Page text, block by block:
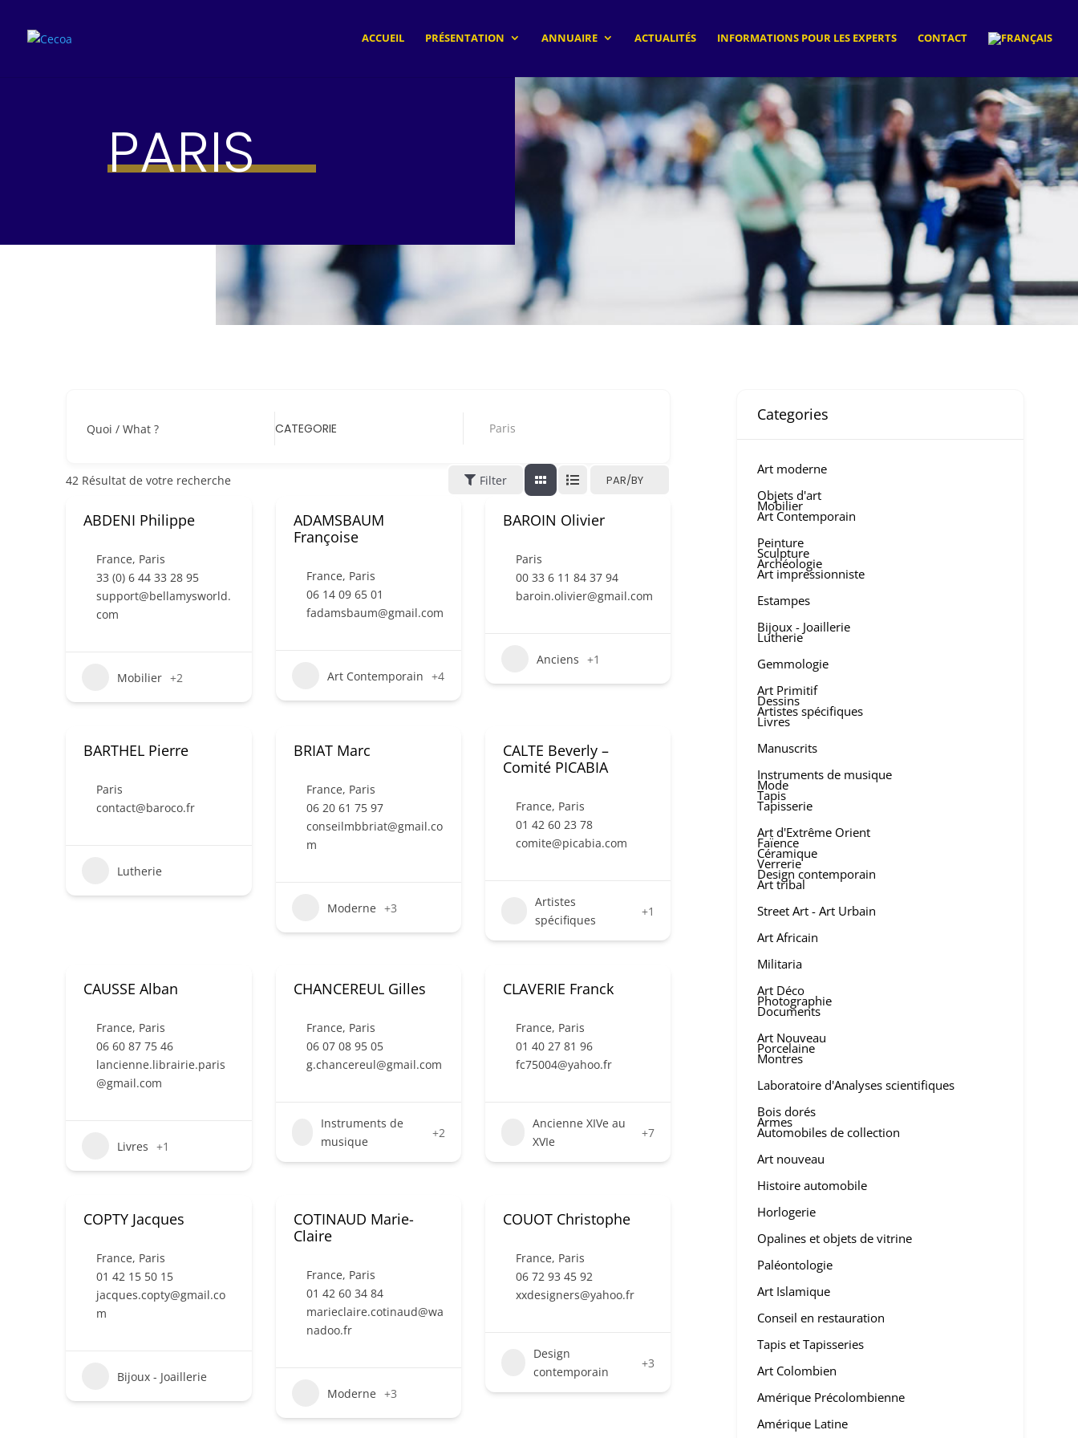
ACCUEIL PRÉSENTATION ANNUAIRE ACTUALITÉS INFORMATIONS POUR LES EXPERTS CONTACT
PARIS
Quoi / What ? CATEGORIE Paris
42 Résultat de votre recherche Filter PAR/BY
ABDENI Philippe
France, Paris
33 (0) 6 44 33 28 95
support@bellamysworld.
com
Mobilier +2
ADAMSBAUM
Françoise
France, Paris
06 14 09 65 01
fadamsbaum@gmail.com
Art Contemporain +4
BAROIN Olivier
Paris
00 33 6 11 84 37 94
baroin.olivier@gmail.com
Anciens +1
BARTHEL Pierre
Paris
contact@baroco.fr
Lutherie
BRIAT Marc
France, Paris
06 20 61 75 97
conseilmbbriat@gmail.co
m
Moderne +3
CALTE Beverly –
Comité PICABIA
France, Paris
01 42 60 23 78
comite@picabia.com
Artistes
spécifiques
+1
CAUSSE Alban
France, Paris
06 60 87 75 46
lancienne.librairie.paris
@gmail.com
Livres +1
CHANCEREUL Gilles
France, Paris
06 07 08 95 05
g.chancereul@gmail.com
Instruments de
musique
+2
CLAVERIE Franck
France, Paris
01 40 27 81 96
fc75004@yahoo.fr
Ancienne XIVe au
XVIe
+7
COPTY Jacques
France, Paris
01 42 15 50 15
jacques.copty@gmail.co
m
Bijoux - Joaillerie
COTINAUD Marie-
Claire
France, Paris
01 42 60 34 84
marieclaire.cotinaud@wa
nadoo.fr
Moderne +3
COUOT Christophe
France, Paris
06 72 93 45 92
xxdesigners@yahoo.fr
Design
contemporain
+3
Categories
Art moderne
Objets d'art
Mobilier
Art Contemporain
Peinture
Sculpture
Archéologie
Art impressionniste
Estampes
Bijoux - Joaillerie
Lutherie
Gemmologie
Art Primitif
Dessins
Artistes spécifiques
Livres
Manuscrits
Instruments de musique
Mode
Tapis
Tapisserie
Art d'Extrême Orient
Faïence
Céramique
Verrerie
Design contemporain
Art tribal
Street Art - Art Urbain
Art Africain
Militaria
Art Déco
Photographie
Documents
Art Nouveau
Porcelaine
Montres
Laboratoire d'Analyses scientifiques
Bois dorés
Armes
Automobiles de collection
Art nouveau
Histoire automobile
Horlogerie
Opalines et objets de vitrine
Paléontologie
Art Islamique
Conseil en restauration
Tapis et Tapisseries
Art Colombien
Amérique Précolombienne
Amérique Latine